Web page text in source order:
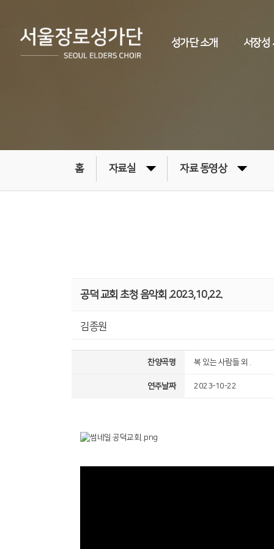
성가단 소개 서장성
홈 자료실 자료 동영상
공덕 교회 초청 음악회 .2023,10,22.
김종원
찬양곡명 복 있는 사람들 외 .
연주날짜 2023-10-22